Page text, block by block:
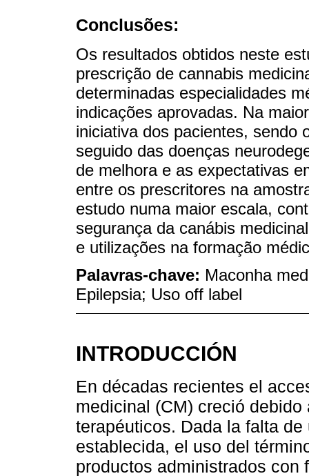
Conclusões:
Os resultados obtidos neste
prescrição de cannabis
determinadas especialidades
indicações aprovadas. Na
iniciativa dos pacientes, sendo
seguido das doenças
de melhora e as expectativas
entre os prescritores na
estudo numa maior escala,
segurança da canábis
e utilizações na formação
Palavras-chave: Maconha
Epilepsia; Uso off label
INTRODUCCIÓN
En décadas recientes el
medicinal (CM) creció
terapéuticos. Dada la falta
establecida, el uso del
productos administrados con